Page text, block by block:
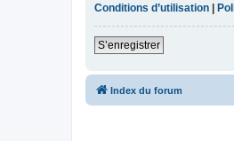
Conditions d’utilisation |
S’enregistrer
Index du forum